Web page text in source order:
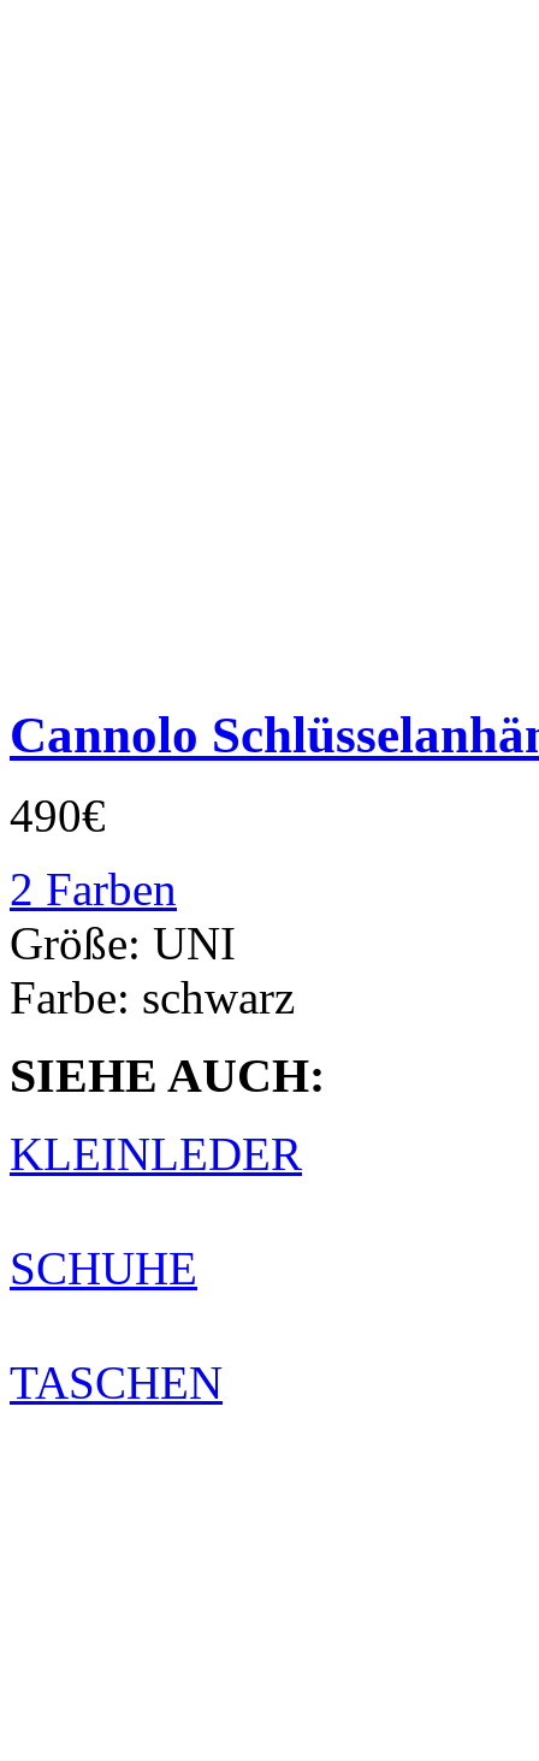
Cannolo
490€
2 Farben
Größe: UNI
Farbe: schwarz
SIEHE AUCH:
KLEINLEDER
SCHUHE
TASCHEN